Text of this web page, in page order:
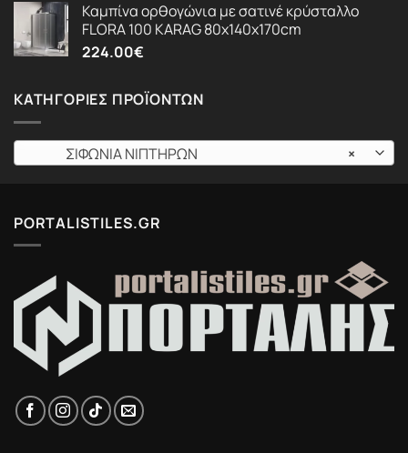
Καμπίνα ορθογώνια με σατινέ κρύσταλλο
FLORA 100 KARAG 80x140x170cm
224.00€
ΚΑΤΗΓΟΡΊΕΣ ΠΡΟΪΌΝΤΩΝ
×
ΣΙΦΩΝΙΑ ΝΙΠΤΗΡΩΝ
PORTALISTILES.GR